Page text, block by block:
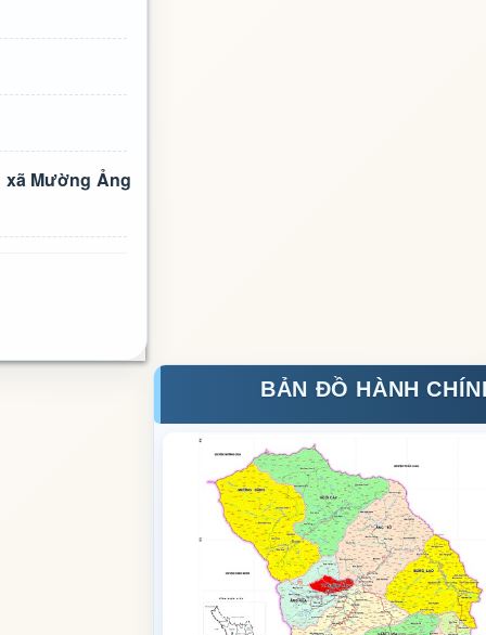
xã Mường Ảng
BẢN ĐỒ HÀNH